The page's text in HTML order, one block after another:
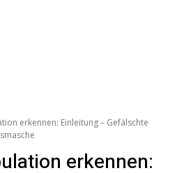
erkennen: Einleitung – Gefälschte
erkennen: